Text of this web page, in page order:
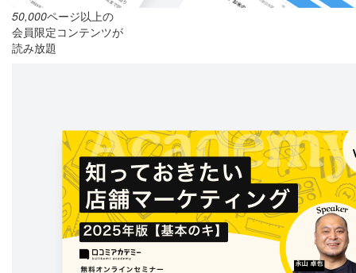
50,000ページ以上の
会員限定コンテンツが
読み放題